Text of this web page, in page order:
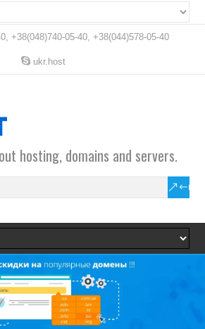
+38(048)740-05-40, +38(044)578-05-40
ukr.host
hosting, domains and servers.